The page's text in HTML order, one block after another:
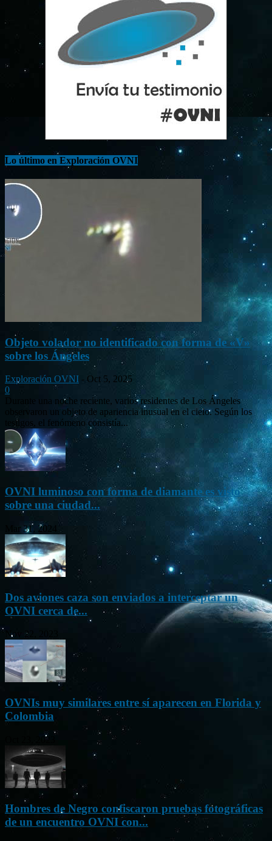
Lo último en Exploración OVNI
Objeto volador no identificado con forma de «V»
sobre los Ángeles
Exploración OVNI - Oct 5, 2025
0
Durante una noche reciente, varios residentes de Los Ángeles
observaron un objeto de apariencia inusual en el cielo. Según los
testigos, el fenómeno consistía...
OVNI luminoso con forma de diamante es visto
sobre una ciudad...
Mar 31, 2024
Dos aviones caza son enviados a interceptar un
OVNI cerca de...
Nov 22, 2023
OVNIs muy similares entre sí aparecen en Florida y
Colombia
Oct 23, 2023
Hombres de Negro confiscaron pruebas fotográficas
de un encuentro OVNI con...